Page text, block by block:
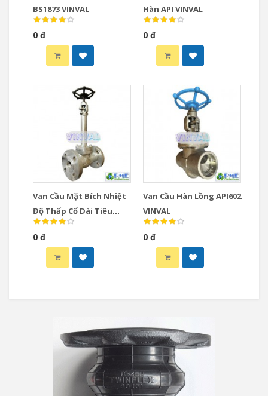
BS1873 VINVAL
0 đ
Hàn API VINVAL
0 đ
Van Cầu Mặt Bích Nhiệt
Độ Thấp Cổ Dài Tiêu
Chuẩn Mỹ VINVAL
0 đ
Van Cầu Hàn Lồng API602
VINVAL
0 đ